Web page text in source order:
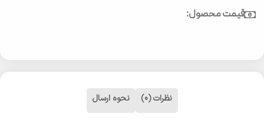
قیمت محصول:
نظرات (0) نحوه ارسال